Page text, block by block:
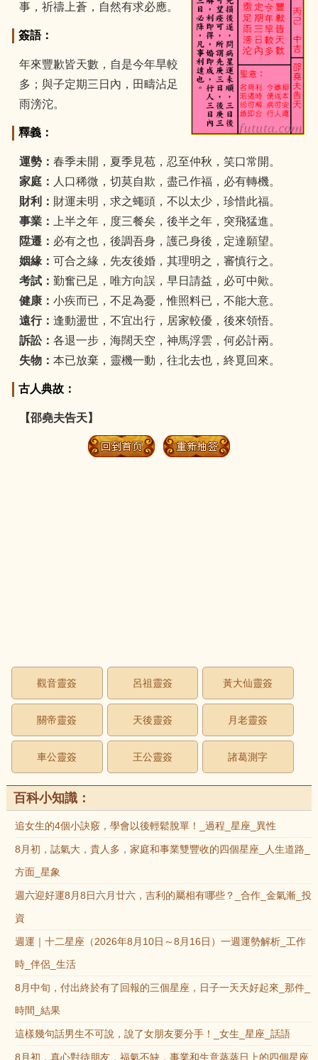
事，祈禱上蒼，自然有求必應。
簽語：
年來豐歉皆天數，自是今年旱較
多；與子定期三日內，田疇沾足
雨滂沱。
釋義：
運勢： 春季未開，夏季見苞，忍至仲秋，笑口常開。
家庭： 人口稀微，切莫自欺，盡己作福，必有轉機。
財利： 財運未明，求之蠅頭，不以太少，珍惜此福。
事業：
上半之年，度三餐矣，後半之年，突飛猛進。
陞遷： 必有之也，後調吾身，護己身後，定達願望。
姻緣： 可合之緣，先友後婚，其理明之，審慎行之。
考試： 勤奮已足，唯方向誤，早日請益，必可中歟。
健康： 小疾而已，不足為憂，惟照料已，不能大意。
遠行： 逢動盪世，不宜出行，居家較優，後來領悟。
訴訟： 各退一步，海闊天空，神馬浮雲，何必計兩。
失物： 本已放棄，靈機一動，往北去也，終覓回來。
古人典故：
【邵堯夫告天】
觀音靈簽 呂祖靈簽 黃大仙靈簽
關帝靈簽 天後靈簽 月老靈簽
車公靈簽 王公靈簽 諸葛測字
百科小知識：
追女生的4個小訣竅，學會以後輕鬆脫單！_過程_星座_異性
8月初，誌氣大，貴人多，家庭和事業雙豐收的四個星座_人生道路_
方面_星象
週六迎好運8月8日六月廿六，吉利的屬相有哪些？_合作_金氣漸_投
資
週運｜十二星座（2026年8月10日～8月16日）一週運勢解析_工作
時_伴侶_生活
8月中旬，付出終於有了回報的三個星座，日子一天天好起來_那件_
時間_結果
這樣幾句話男生不可說，說了女朋友要分手！_女生_星座_話語
8月初，真心對待朋友，福氣不缺，事業和生意蒸蒸日上的四個星座